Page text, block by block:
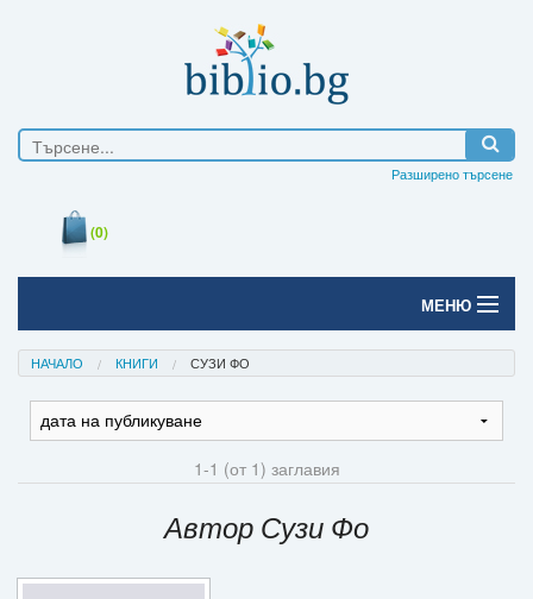
Разширено търсене
(0)
МЕНЮ
Начало
Печатни книги
НАЧАЛО КНИГИ СУЗИ ФО
1-1 (от 1) заглавия
Автор Сузи Фо